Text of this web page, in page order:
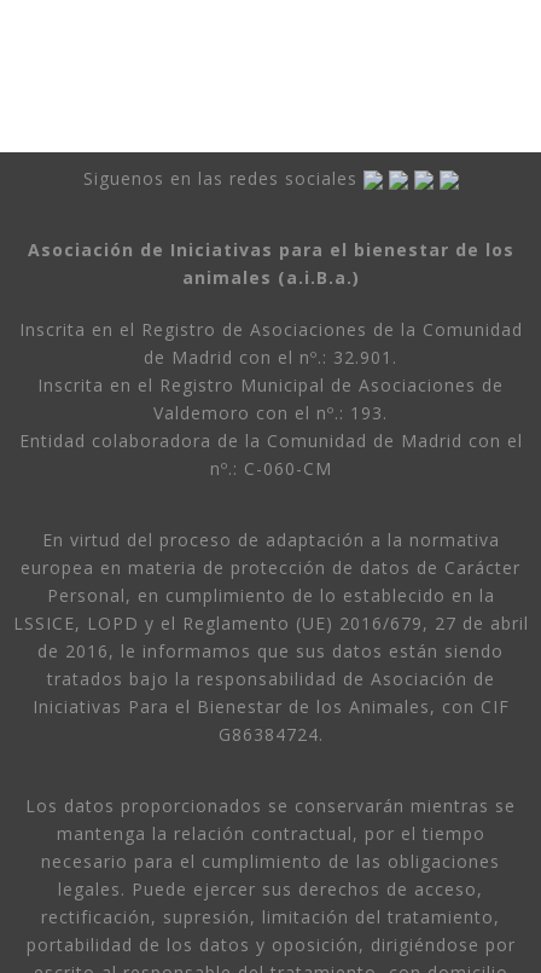
Siguenos en las redes sociales
Asociación de Iniciativas para el bienestar de los
animales (a.i.B.a.)
Inscrita en el Registro de Asociaciones de la Comunidad
de Madrid con el nº.: 32.901.
Inscrita en el Registro Municipal de Asociaciones de
Valdemoro con el nº.: 193.
Entidad colaboradora de la Comunidad de Madrid con el
nº.: C-060-CM
En virtud del proceso de adaptación a la normativa
europea en materia de protección de datos de Carácter
Personal, en cumplimiento de lo establecido en la
LSSICE, LOPD y el Reglamento (UE) 2016/679, 27 de abril
de 2016, le informamos que sus datos están siendo
tratados bajo la responsabilidad de Asociación de
Iniciativas Para el Bienestar de los Animales, con CIF
G86384724.
Los datos proporcionados se conservarán mientras se
mantenga la relación contractual, por el tiempo
necesario para el cumplimiento de las obligaciones
legales. Puede ejercer sus derechos de acceso,
rectificación, supresión, limitación del tratamiento,
portabilidad de los datos y oposición, dirigiéndose por